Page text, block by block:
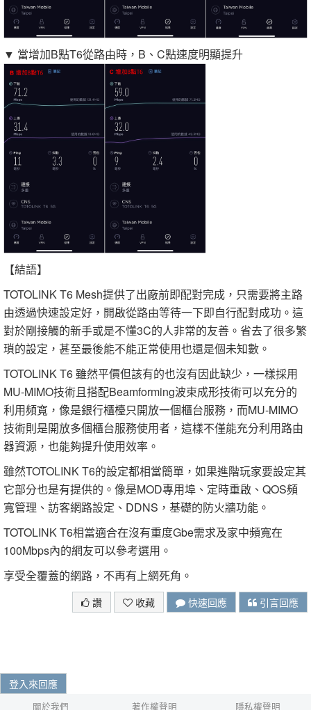
▼ 當增加B點T6從路由時，B、C點速度明顯提升
【結語】
TOTOLINK T6 Mesh提供了出廠前即配對完成，只需要將主路
由透過快速設定好，開啟從路由等待一下即自行配對成功。這
對於剛接觸的新手或是不懂3C的人非常的友善。省去了很多繁
瑣的設定，甚至最後能不能正常使用也還是個未知數。
TOTOLINK T6 雖然平價但該有的也沒有因此缺少，一樣採用
MU-MIMO技術且搭配Beamforming波束成形技術可以充分的
利用頻寬，像是銀行櫃檯只開放一個櫃台服務，而MU-MIMO
技術則是開放多個櫃台服務使用者，這樣不僅能充分利用路由
器資源，也能夠提升使用效率。
雖然TOTOLINK T6的設定都相當簡單，如果進階玩家要設定其
它部分也是有提供的。像是MOD專用埠、定時重啟、QOS頻
寬管理、訪客網路設定、DDNS，基礎的防火牆功能。
TOTOLINK T6相當適合在沒有重度Gbe需求及家中頻寬在
100Mbps內的網友可以參考選用。
享受全覆蓋的網路，不再有上網死角。
讚 收藏 快速回應 引言回應
登入來回應
關於我們 著作權聲明 隱私權聲明